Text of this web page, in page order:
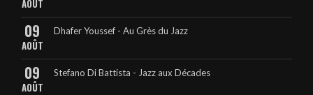
AOÛT
09
AOÛT
Dhafer Youssef - Au Grès du Jazz
09
AOÛT
Stefano Di Battista - Jazz aux Décades